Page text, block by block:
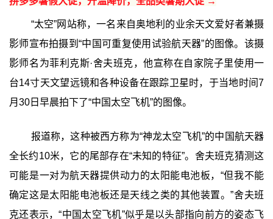
“太空”网站称，一名来自奥地利的业余天文爱好者兼摄
影师宣布拍摄到“中国可重复使用试验航天器”的图像。该摄
影师名为菲利克斯·舍夫班克，他宣称在自家院子里使用一
台14寸天文望远镜和各种设备在跟踪卫星时，于当地时间7
月30日早晨拍下了“中国太空飞机”的图像。
报道称，这种被西方称为“神龙太空飞机”的中国航天器
全长约10米，它的尾部存在“未知的特征”。舍夫班克猜测这
可能是一对为航天器提供动力的太阳能电池板，“但我不能
确定这是太阳能电池板还是天线之类的其他装置。”舍夫班
克还表示，“中国太空飞机”似乎是以头部指向前方的姿态飞